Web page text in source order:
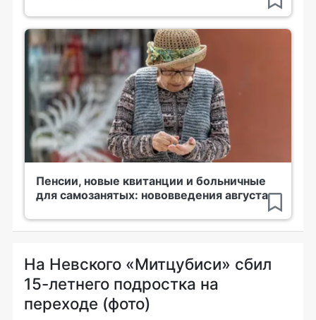
Пенсии, новые квитанции и больничные
для самозанятых: нововведения августа
На Невского «Митцубиси» сбил
15-летнего подростка на
переходе (фото)